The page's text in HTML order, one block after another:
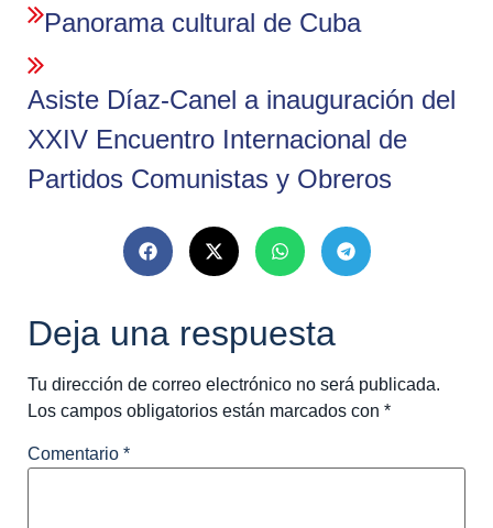
Panorama cultural de Cuba
Asiste Díaz-Canel a inauguración del
XXIV Encuentro Internacional de
Partidos Comunistas y Obreros
Deja una respuesta
Tu dirección de correo electrónico no será publicada.
Los campos obligatorios están marcados con *
Comentario *